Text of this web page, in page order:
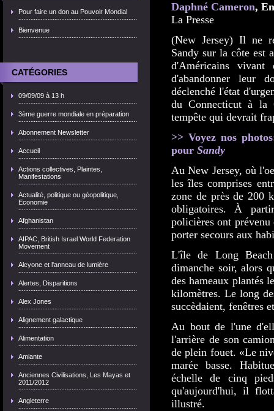
Pour faire un don au Pouvoir Mondial
Bienvenue
CATÉGORIES
09/09/09 à 13 h
3ème guerre mondiale en préparation
Abonnement Newsletter
Accueil
Actions collectives, Plaintes,
Manifestations
Actualité, politique ou géopolitique,
Economie
Afghanistan
AIPAC, British Israel World Federation
Movement
Alcyone et l'anneau de lumière
Alertes, Disparitions
Alex Jones
Alignement galactique
Alimentation
Amiante
Anciennes Civilisations, Les Mayas et
2011/2012
Angleterre
Daphné Cameron,
La Presse
(New Jersey) Il ne
Sandy sur la côte est
d'Américains vivant
d'abandonner leur
déclenché l'état
du Connecticut à la
tempête qui devrait
>> Voyez nos
pour Sandy
Au New Jersey, où
les îles comprises
zone de près de 200
obligatoires. À
policières ont
porter secours aux
L'île de Long
dimanche soir, alors
des hameaux plantés
kilomètres. Le long
succèdaient, fenêtres
Au bout de l'une
l'arrière de son
de plein fouet. «Le
marée basse.
échelle de cinq
qu'aujourd'hui, il
illustré.